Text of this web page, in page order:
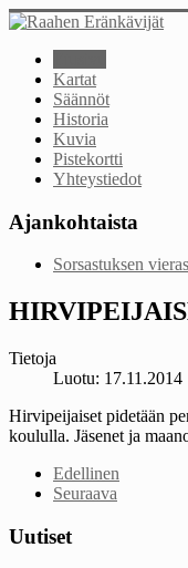
Kartat
Säännöt
Historia
Kuvia
Pistekortti
Yhteystiedot
Ajankohtaista
Sorsastuksen
Tietoja
Luotu: 17.11.2014
Hirvipeijaiset pidetään
koululla. Jäsenet ja
Edellinen
Seuraava
Uutiset